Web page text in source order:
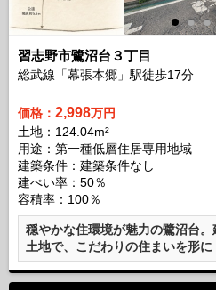
習志野市鷺沼台３丁目
総武線「幕張本郷」駅徒歩17分
価格： 2,998万円
土地：124.04m²
用途：第一種低層住居専用地域
建築条件： 建築条件なし
建ぺい率：50％
容積率：100％
穏やかな住環境が魅力の鷺沼台
土地で、こだわりの住まいを形に